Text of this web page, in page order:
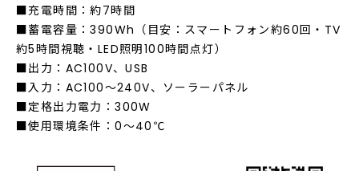
■充電時間：約7時間
■蓄電容量：390Wh（目安：スマートフォン約60回・TV
約5時間視聴・LED照明100時間点灯）
■出力：AC100V、USB
■入力：AC100～240V、ソーラーパネル
■定格出力電力：300W
■使用環境条件：0～40℃